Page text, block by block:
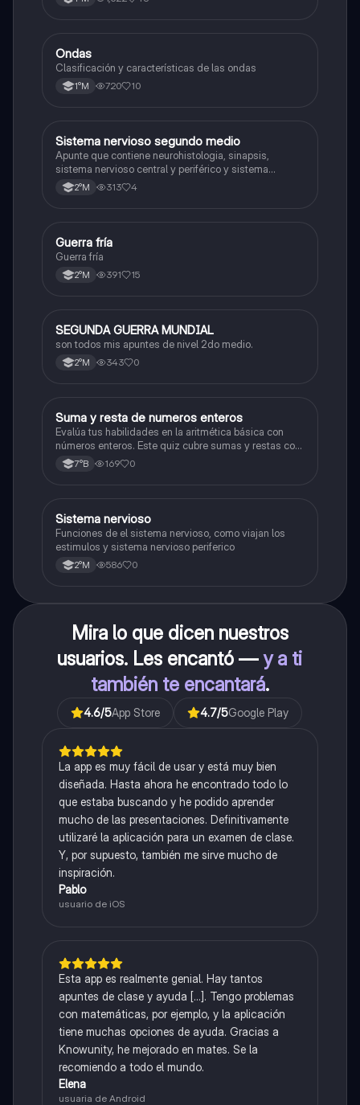
Física
Ondas
Clasificación y características de las ondas
1°M 720 10
Biología
Sistema nervioso segundo medio
Apunte que contiene neurohistologia, sinapsis,
sistema nervioso central y periférico y sistema
endocrino
2°M 313 4
Historia
Guerra fría
Guerra fría
2°M 391 15
Historia
SEGUNDA GUERRA MUNDIAL
son todos mis apuntes de nivel 2do medio.
2°M 343 0
SMatemáticas
Suma y resta de numeros enteros
Evalúa tus habilidades en la aritmética básica con
números enteros. Este quiz cubre sumas y restas con
números positivos y negativos.
7°B 169 0
SBiología
Sistema nervioso
Funciones de el sistema nervioso, como viajan los
estimulos y sistema nervioso periferico
2°M 586 0
Mira lo que dicen nuestros
usuarios. Les encantó —y a ti
también te encantará.
4.6/5App Store 4.7/5Google Play
La app es muy fácil de usar y está muy bien
diseñada. Hasta ahora he encontrado todo lo
que estaba buscando y he podido aprender
mucho de las presentaciones. Definitivamente
utilizaré la aplicación para un examen de clase.
Y, por supuesto, también me sirve mucho de
inspiración.
Pablo
usuario de iOS
Esta app es realmente genial. Hay tantos
apuntes de clase y ayuda [...]. Tengo problemas
con matemáticas, por ejemplo, y la aplicación
tiene muchas opciones de ayuda. Gracias a
Knowunity, he mejorado en mates. Se la
recomiendo a todo el mundo.
Elena
usuaria de Android